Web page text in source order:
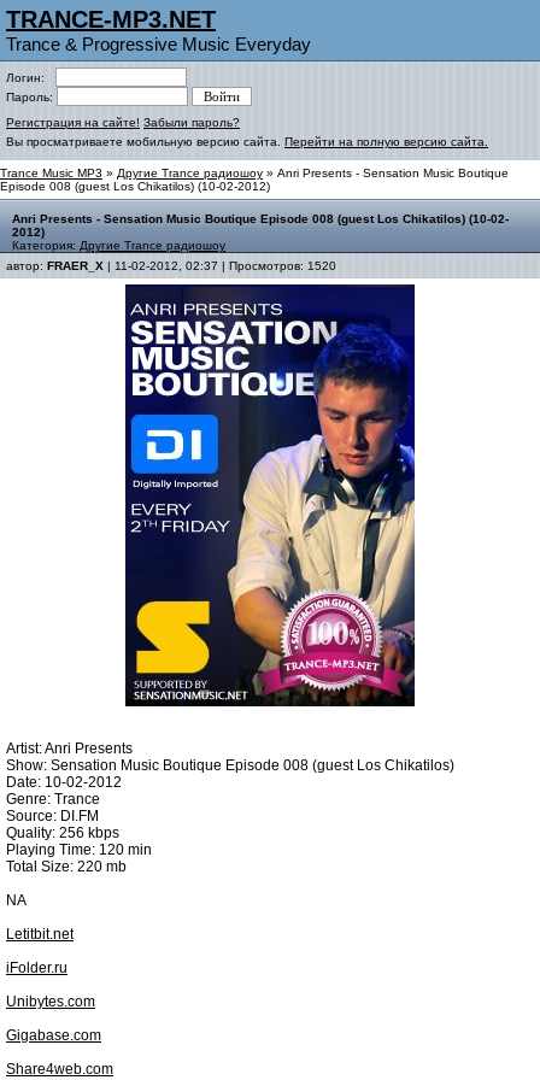
TRANCE-MP3.NET
Trance & Progressive Music Everyday
Логин:
Пароль:
Регистрация на сайте! Забыли пароль?
Вы просматриваете мобильную версию сайта. Перейти на полную версию сайта.
Trance Music MP3 » Другие Trance радиошоу » Anri Presents - Sensation Music Boutique
Episode 008 (guest Los Chikatilos) (10-02-2012)
Anri Presents - Sensation Music Boutique Episode 008 (guest Los Chikatilos) (10-02-
2012)
Категория: Другие Trance радиошоу
автор: FRAER_X | 11-02-2012, 02:37 | Просмотров: 1520
Artist: Anri Presents
Show: Sensation Music Boutique Episode 008 (guest Los Chikatilos)
Date: 10-02-2012
Genre: Trance
Source: DI.FM
Quality: 256 kbps
Playing Time: 120 min
Total Size: 220 mb
NA
Letitbit.net
iFolder.ru
Unibytes.com
Gigabase.com
Share4web.com